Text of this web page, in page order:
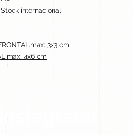
Stock internacional
3x3 cm
4x6 cm